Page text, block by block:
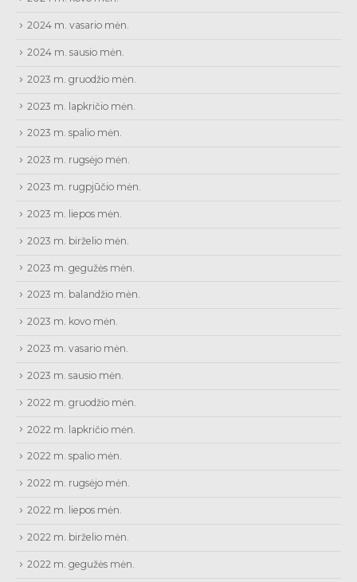
2024 m. vasario mėn.
2024 m. sausio mėn.
2023 m. gruodžio mėn.
2023 m. lapkričio mėn.
2023 m. spalio mėn.
2023 m. rugsėjo mėn.
2023 m. rugpjūčio mėn.
2023 m. liepos mėn.
2023 m. birželio mėn.
2023 m. gegužės mėn.
2023 m. balandžio mėn.
2023 m. kovo mėn.
2023 m. vasario mėn.
2023 m. sausio mėn.
2022 m. gruodžio mėn.
2022 m. lapkričio mėn.
2022 m. spalio mėn.
2022 m. rugsėjo mėn.
2022 m. liepos mėn.
2022 m. birželio mėn.
2022 m. gegužės mėn.